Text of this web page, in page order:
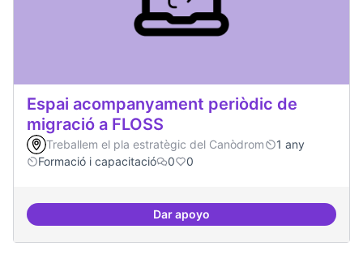
Espai acompanyament periòdic de
migració a FLOSS
Treballem el pla estratègic del Canòdrom
1 any
Formació i capacitació
0 0
Dar apoyoEspai acompanyament periòdic